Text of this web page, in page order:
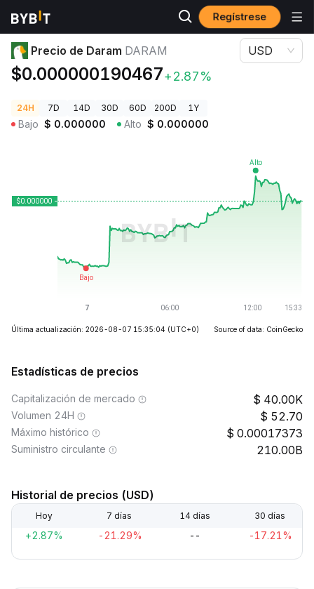
Regístrese
Precios de Criptomonedas Precio de Daram DARAM
Precio de Daram DARAM
$0.000000190467+2.87%
USD
24H 7D 14D 30D 60D 200D 1Y
Bajo $ 0.000000 Alto $ 0.000000
Última actualización: 2026-08-07 15:35:04 (UTC+0) Source of data: CoinGecko
Estadísticas de precios
Capitalización de mercado 40.00K
Volumen 24H 52.70
Máximo histórico 0.00017373
Suministro circulante 210.00B
Historial de precios (USD)
Hoy 7 días 14 días 30 días
+2.87% -21.29% -- -17.21%